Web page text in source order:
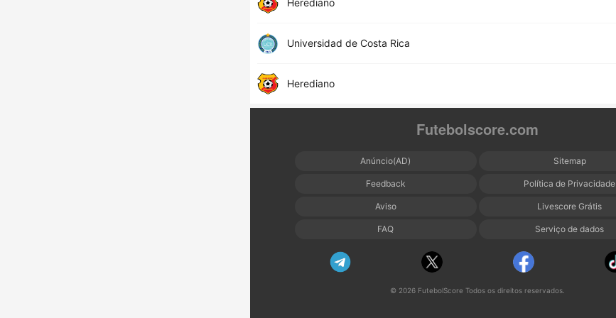
Herediano
Universidad de Costa Rica
Herediano
Futebolscore.com
Anúncio(AD) Sitemap
Feedback Política de Privacidade
Aviso Livescore Grátis
FAQ Serviço de dados
© 2026 FutebolScore Todos os direitos reservados.